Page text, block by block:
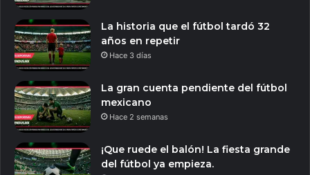
La historia que el fútbol tardó 32
años en repetir
Hace 3 días
La gran cuenta pendiente del fútbol
mexicano
Hace 2 semanas
¡Que ruede el balón! La fiesta grande
del fútbol ya empieza.